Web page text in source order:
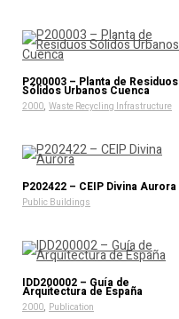
P200003 – Planta de Residuos
Sólidos Urbanos Cuenca
2000, Waste Recycling Infrastructure
P202422 – CEIP Divina Aurora
Public Buildings
IDD200002 – Guía de
Arquitectura de España
2000, Publication